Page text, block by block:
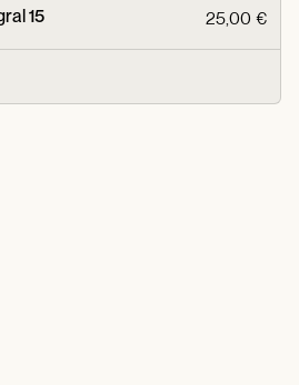
15 25,00 €